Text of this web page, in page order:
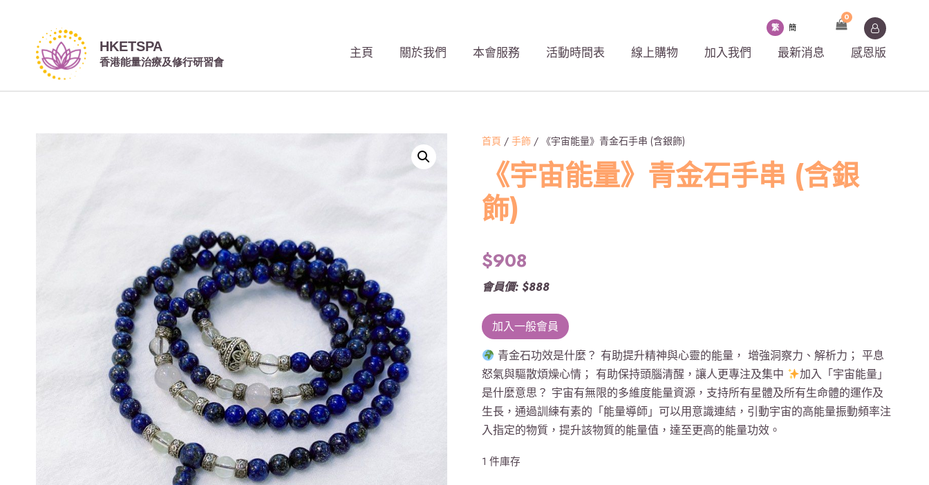
主頁 關於我們 本會服務 活動時間表 線上購物 加入我們 最新消息 感恩版
繁 簡
0
首頁 / 手飾/ 《宇宙能量》青金石手串 (含銀飾)
《宇宙能量》青金石手串 (含銀
飾)
$908
會員價: $888
加入一般會員
青金石功效是什麼？ 有助提升精神與心靈的能量， 增強洞察力、解析力； 平息
怒氣與驅散煩燥心情； 有助保持頭腦清醒，讓人更專注及集中
加入「宇宙能量」
是什麼意思？ 宇宙有無限的多維度能量資源，支持所有星體及所有生命體的運作及
生長，通過訓練有素的「能量導師」可以用意識連結，引動宇宙的高能量振動頻率注
入指定的物質，提升該物質的能量值，達至更高的能量功效。
1 件庫存